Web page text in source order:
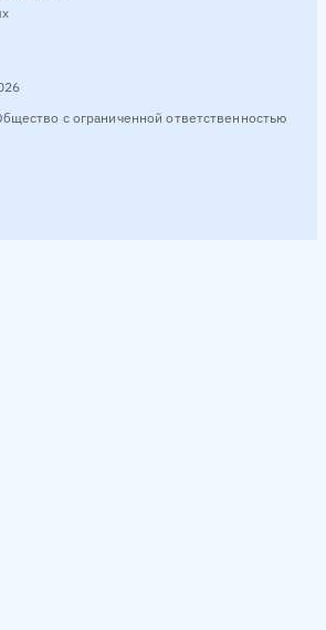
с ограниченной ответственностью